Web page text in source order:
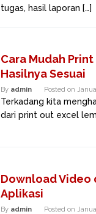
tugas, hasil laporan […]
Cara Mudah
Hasilnya Sesuai
By admin Posted on
Terkadang kita
dari print out excel
Download Video
Aplikasi
By admin Posted on